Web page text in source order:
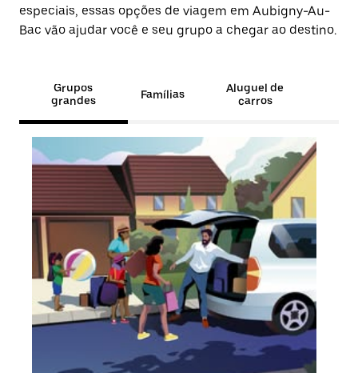
especiais, essas opções de viagem em Aubigny-Au-
Bac vão ajudar você e seu grupo a chegar ao destino.
Grupos
grandes
Famílias
Aluguel de
carros